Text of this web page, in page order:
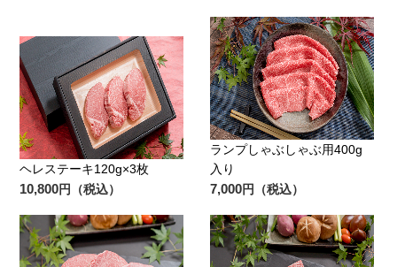
ヘレステーキ120g×3枚
10,800円（税込）
ランプしゃぶしゃぶ用400g
入り
7,000円（税込）